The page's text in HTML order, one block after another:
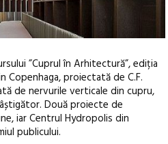
”Cuprul în Arhitectură”, ediția
Copenhaga, proiectată de C.F.
de nervurile verticale din cupru,
Două proiecte de
iar Centrul Hydropolis din
publicului.